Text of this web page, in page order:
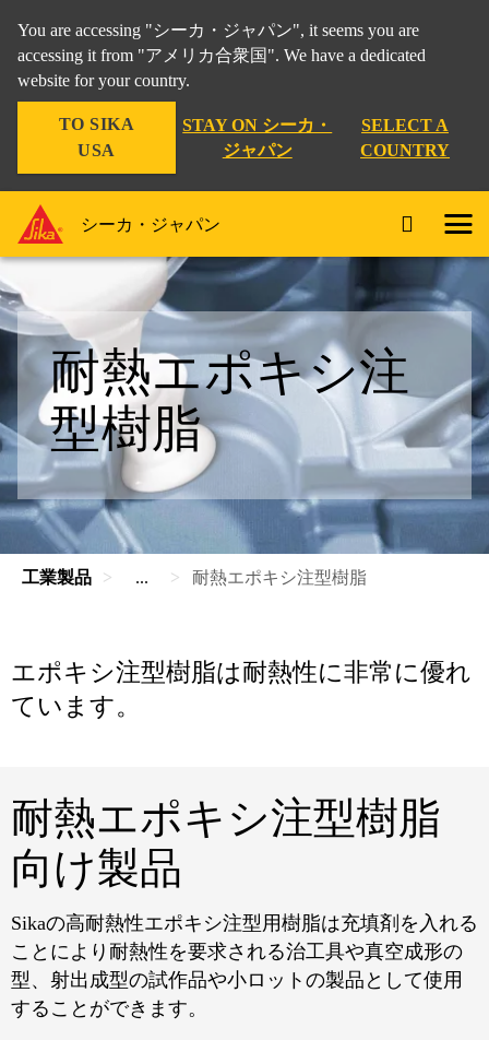
You are accessing "シーカ・ジャパン", it seems you are
accessing it from "アメリカ合衆国". We have a dedicated
website for your country.
TO SIKA
USA
STAY ON シーカ・
ジャパン
SELECT A
COUNTRY
シーカ・ジャパン
耐熱エポキシ注
型樹脂
工業製品 ... 耐熱エポキシ注型樹脂
エポキシ注型樹脂は耐熱性に非常に優れ
ています。
耐熱エポキシ注型樹脂
向け製品
Sikaの高耐熱性エポキシ注型用樹脂は充填剤を入れる
ことにより耐熱性を要求される治工具や真空成形の
型、射出成型の試作品や小ロットの製品として使用
することができます。